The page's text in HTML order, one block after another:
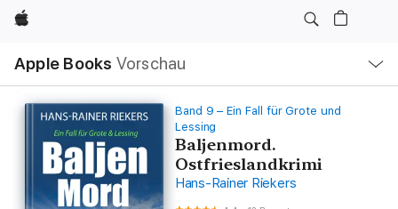
Apple
Apple Books Vorschau
Navigation
Menü
öffnen
Band 9 – Ein Fall für Grote und
Lessing
Baljenmord.
Ostfrieslandkrimi
Hans-Rainer Riekers